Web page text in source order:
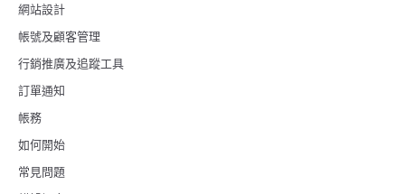
網站設計
帳號及顧客管理
行銷推廣及追蹤工具
訂單通知
帳務
如何開始
常見問題